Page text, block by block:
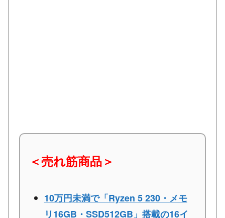
＜売れ筋商品＞
10万円未満で「Ryzen 5 230・メモ
リ16GB・SSD512GB」搭載の16イ